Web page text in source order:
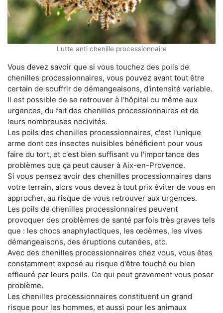
Lutte anti chenille processionnaire
Vous devez savoir que si vous touchez des poils de
chenilles processionnaires, vous pouvez avant tout être
certain de souffrir de démangeaisons, d'intensité variable.
Il est possible de se retrouver à l'hôpital ou même aux
urgences, du fait des chenilles processionnaires et de
leurs nombreuses nocivités.
Les poils des chenilles processionnaires, c'est l'unique
arme dont ces insectes nuisibles bénéficient pour vous
faire du tort, et c'est bien suffisant vu l'importance des
problèmes que ça peut causer à Aix-en-Provence.
Si vous pensez avoir des chenilles processionnaires dans
votre terrain, alors vous devez à tout prix éviter de vous en
approcher, au risque de vous retrouver aux urgences.
Les poils de chenilles processionnaires peuvent
provoquer des problèmes de santé parfois très graves tels
que : les chocs anaphylactiques, les œdèmes, les vives
démangeaisons, des éruptions cutanées, etc.
Avec des chenilles processionnaires chez vous, vous êtes
constamment exposé au risque d'être touché ou bien
effleuré par leurs poils. Ce qui peut gravement vous poser
problème.
Les chenilles processionnaires constituent un grand
risque pour les hommes, et aussi pour les animaux